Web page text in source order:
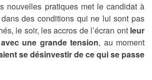
nouvelles pratiques met le candidat à
dans des conditions qui ne lui sont pas
le soir, les accros de l’écran ont leur
une grande tension, au moment
se désinvestir de ce qui se passe